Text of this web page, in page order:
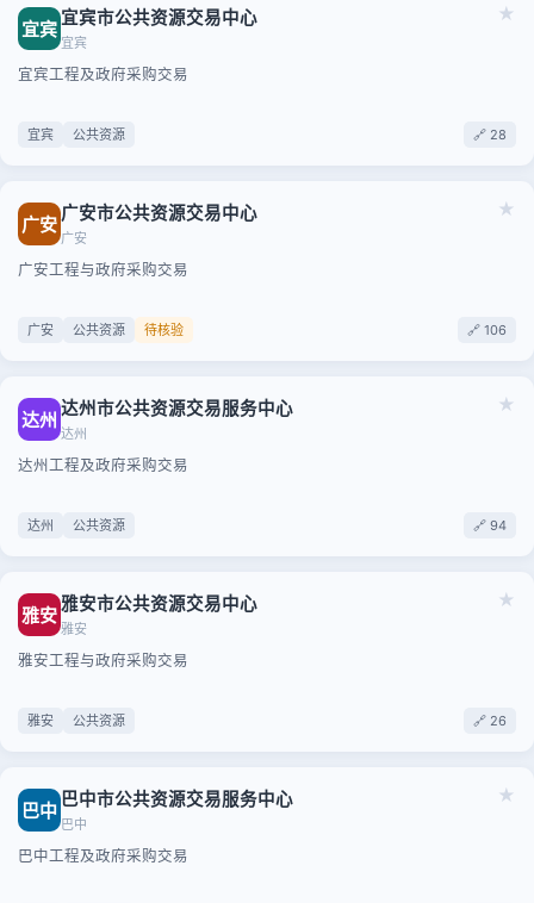
★
宜宾宜宾市公共资源交易中心
宜宾
宜宾工程及政府采购交易
宜宾 公共资源 🔗 28
★
广安 广安市公共资源交易中心
广安
广安工程与政府采购交易
广安 公共资源 待核验 🔗 106
★
达州 达州市公共资源交易服务中心
达州
达州工程及政府采购交易
达州 公共资源 🔗 94
★
雅安雅安市公共资源交易中心
雅安
雅安工程与政府采购交易
雅安 公共资源 🔗 26
★
巴中 巴中市公共资源交易服务中心
巴中
巴中工程及政府采购交易